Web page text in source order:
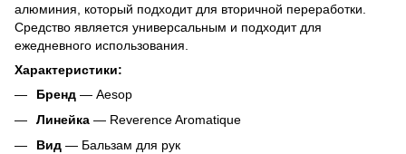
алюминия, который подходит для вторичной переработки.
Средство является универсальным и подходит для
ежедневного использования.
Характеристики:
Бренд — Aesop
Линейка — Reverence Aromatique
Вид — Бальзам для рук